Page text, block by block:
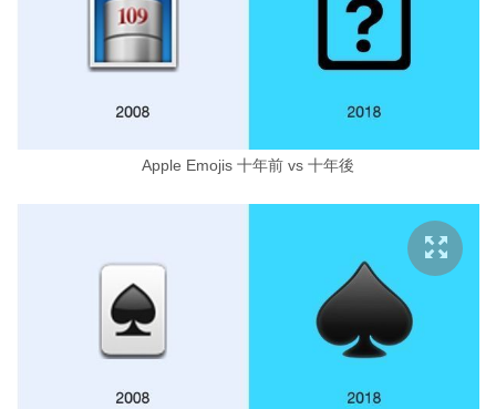
Apple Emojis 十年前 vs 十年後